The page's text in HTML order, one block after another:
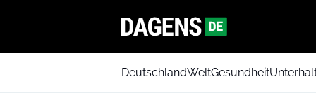
DeutschlandWeltGesundheit